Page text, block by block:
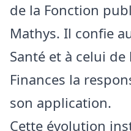
de la Fonction
Mathys. Il confie
Santé et à celui de
Finances la
son application.
Cette évolution